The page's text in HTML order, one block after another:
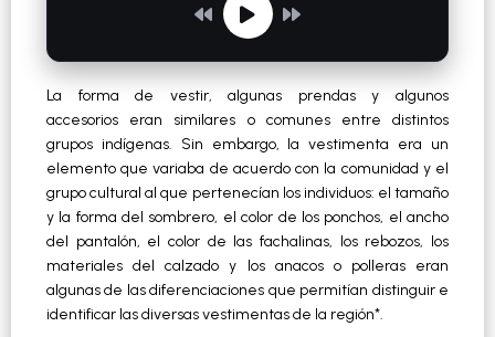
La forma de vestir, algunas prendas y algunos
accesorios eran similares o comunes entre distintos
grupos indígenas. Sin embargo, la vestimenta era un
elemento que variaba de acuerdo con la comunidad y el
grupo cultural al que pertenecían los individuos: el tamaño
y la forma del sombrero, el color de los ponchos, el ancho
del pantalón, el color de las fachalinas, los rebozos, los
materiales del calzado y los anacos o polleras eran
algunas de las diferenciaciones que permitían distinguir e
identificar las diversas vestimentas de la región*.